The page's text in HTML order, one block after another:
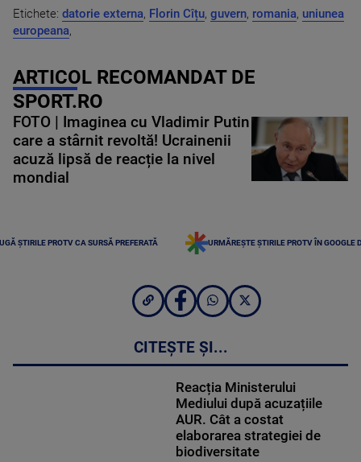
Etichete: datorie externa, Florin Cîțu, guvern, romania, uniunea
europeana,
ARTICOL RECOMANDAT DE
SPORT.RO
FOTO | Imaginea cu Vladimir Putin
care a stârnit revoltă! Ucrainenii
acuză lipsă de reacție la nivel
mondial
ȘTIRILE PROTV CA SURSĂ PREFERATĂ URMĂREȘTE ȘTIRILE PROTV ÎN GOOGLE
CITEȘTE ȘI...
Reacția Ministerului
Mediului după acuzațiile
AUR. Cât a costat
elaborarea strategiei de
biodiversitate